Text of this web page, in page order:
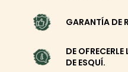
GARANTÍA DE
DE
DE ESQUÍ.